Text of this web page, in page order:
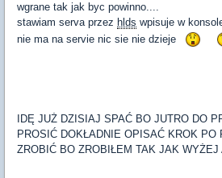
wgrane tak jak byc powinno....
stawiam serva przez hlds wpisuje w
nie ma na servie nic sie nie dzieje
IDĘ JUŻ DZISIAJ SPAĆ BO JUTRO DO
PROSIĆ DOKŁADNIE OPISAĆ KROK PO
ZROBIĆ BO ZROBIŁEM TAK JAK